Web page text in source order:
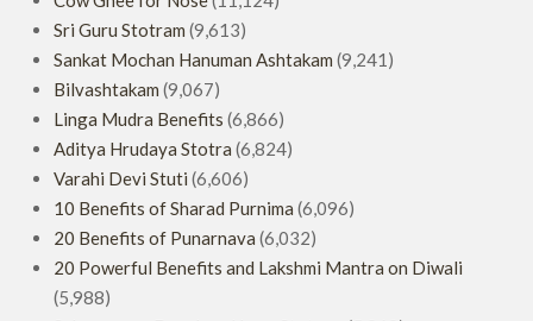
Sri Guru Stotram (9,613)
Sankat Mochan Hanuman Ashtakam (9,241)
Bilvashtakam (9,067)
Linga Mudra Benefits (6,866)
Aditya Hrudaya Stotra (6,824)
Varahi Devi Stuti (6,606)
10 Benefits of Sharad Purnima (6,096)
20 Benefits of Punarnava (6,032)
20 Powerful Benefits and Lakshmi Mantra on Diwali
(5,988)